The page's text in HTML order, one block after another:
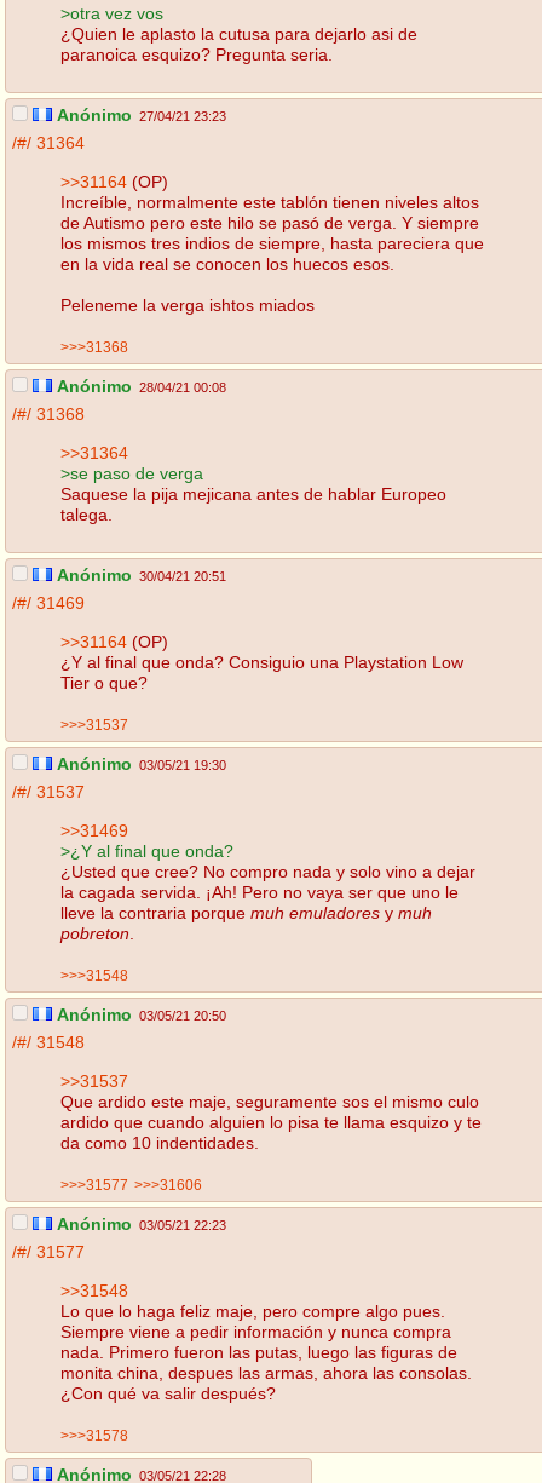
>otra vez vos
¿Quien le aplasto la cutusa para dejarlo asi de
paranoica esquizo? Pregunta seria.
Anónimo 27/04/21 23:23
/#/ 31364
>>31164 (OP)
Increíble, normalmente este tablón tienen niveles altos
de Autismo pero este hilo se pasó de verga. Y siempre
los mismos tres indios de siempre, hasta pareciera que
en la vida real se conocen los huecos esos.
Peleneme la verga ishtos miados
>>>31368
Anónimo 28/04/21 00:08
/#/ 31368
>>31364
>se paso de verga
Saquese la pija mejicana antes de hablar Europeo
talega.
Anónimo 30/04/21 20:51
/#/ 31469
>>31164 (OP)
¿Y al final que onda? Consiguio una Playstation Low
Tier o que?
>>>31537
Anónimo 03/05/21 19:30
/#/ 31537
>>31469
>¿Y al final que onda?
¿Usted que cree? No compro nada y solo vino a dejar
la cagada servida. ¡Ah! Pero no vaya ser que uno le
lleve la contraria porque muh emuladores y muh
pobreton
>>>31548
Anónimo 03/05/21 20:50
/#/ 31548
>>31537
Que ardido este maje, seguramente sos el mismo culo
ardido que cuando alguien lo pisa te llama esquizo y te
da como 10 indentidades.
>>>31577 >>>31606
Anónimo 03/05/21 22:23
/#/ 31577
>>31548
Lo que lo haga feliz maje, pero compre algo pues.
Siempre viene a pedir información y nunca compra
nada. Primero fueron las putas, luego las figuras de
monita china, despues las armas, ahora las consolas.
¿Con qué va salir después?
>>>31578
Anónimo 03/05/21 22:28